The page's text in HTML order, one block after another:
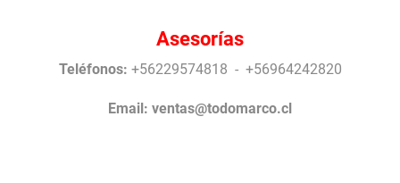
Asesorías
Teléfonos: +56229574818 - +56964242820
Email: ventas@todomarco.cl